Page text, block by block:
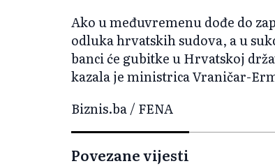
Ako u međuvremenu dođe do
odluka hrvatskih sudova, a u
banci će gubitke u Hrvatskoj
kazala je ministrica Vraničar-
Biznis.ba / FENA
Povezane vijesti